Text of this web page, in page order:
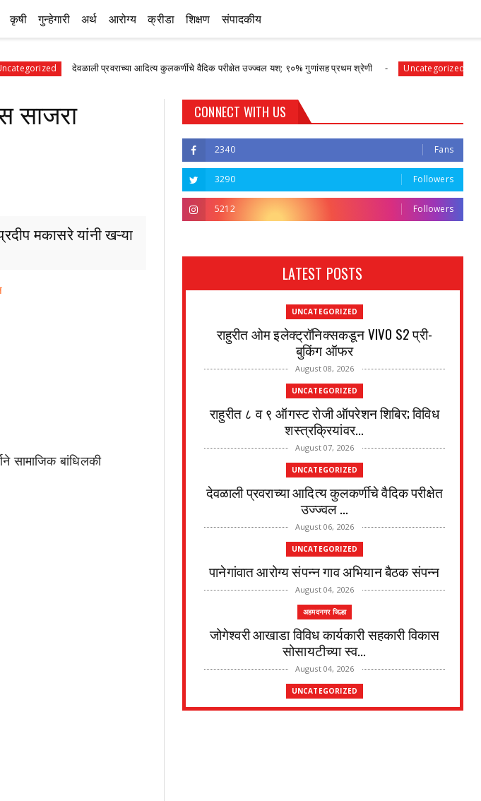
कृषी गुन्हेगारी अर्थ आरोग्य क्रीडा शिक्षण संपादकीय
देवळाली प्रवराच्या आदित्य कुलकर्णीचे वैदिक परीक्षेत उज्ज्वल यश; ९०% गुणांसह प्रथम श्रेणी Uncategorized पानेगांवात
साजरा
मकासरे यांनी खऱ्या
सामाजिक बांधिलकी
CONNECT WITH US
2340 Fans
3290 Followers
5212 Followers
LATEST POSTS
UNCATEGORIZED
राहुरीत ओम इलेक्ट्रॉनिक्सकडून VIVO S2 प्री-
बुकिंग ऑफर
August 08, 2026
UNCATEGORIZED
राहुरीत ८ व ९ ऑगस्ट रोजी ऑपरेशन शिबिर; विविध
शस्त्रक्रियांवर...
August 07, 2026
UNCATEGORIZED
देवळाली प्रवराच्या आदित्य कुलकर्णीचे वैदिक परीक्षेत
उज्ज्वल ...
August 06, 2026
UNCATEGORIZED
पानेगांवात आरोग्य संपन्न गाव अभियान बैठक संपन्न
August 04, 2026
अहमदनगर जिल्हा
जोगेश्वरी आखाडा विविध कार्यकारी सहकारी विकास
सोसायटीच्या स्व...
August 04, 2026
UNCATEGORIZED
देवळाली प्रवराच्या शेटेवाडी येथील विठ्ठल खांदे यांचे